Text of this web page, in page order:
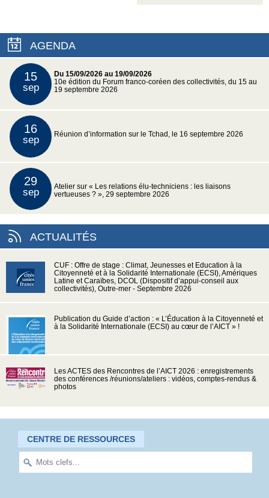
AGENDA
15
sep
Du 15/09/2026 au 19/09/2026
10e édition du Forum franco-coréen des collectivités, du 15 au
19 septembre 2026
16
sep Réunion d’information sur le Tchad, le 16 septembre 2026
29
sep
Atelier sur « Les relations élu-techniciens : les liaisons
vertueuses ? », 29 septembre 2026
ACTUALITÉS
CUF : Offre de stage : Climat, Jeunesses et Education à la
Citoyenneté et à la Solidarité Internationale (ECSI), Amériques
Latine et Caraïbes, DCOL (Dispositif d’appui-conseil aux
collectivités), Outre-mer - Septembre 2026
Publication du Guide d’action : « L’Éducation à la Citoyenneté et
à la Solidarité Internationale (ECSI) au cœur de l’AICT » !
Les ACTES des Rencontres de l’AICT 2026 : enregistrements
des conférences /réunions/ateliers : vidéos, comptes-rendus &
photos
CENTRE DE RESSOURCES